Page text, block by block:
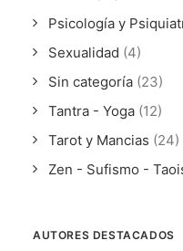
Psicología y
Sexualidad (4)
Sin categoría (23)
Tantra - Yoga (12)
Tarot y Mancias (24)
Zen - Sufismo -
AUTORES DESTACADOS